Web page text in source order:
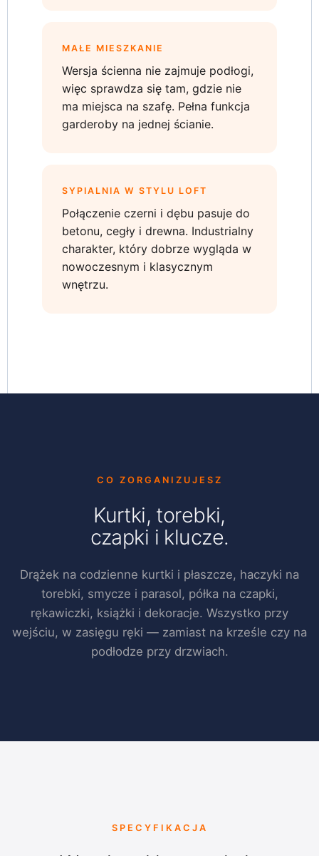
MAŁE MIESZKANIE
Wersja ścienna nie zajmuje podłogi,
więc sprawdza się tam, gdzie nie
ma miejsca na szafę. Pełna funkcja
garderoby na jednej ścianie.
SYPIALNIA W STYLU LOFT
Połączenie czerni i dębu pasuje do
betonu, cegły i drewna. Industrialny
charakter, który dobrze wygląda w
nowoczesnym i klasycznym
wnętrzu.
CO ZORGANIZUJESZ
Kurtki, torebki,
czapki i klucze.
Drążek na codzienne kurtki i płaszcze, haczyki na
torebki, smycze i parasol, półka na czapki,
rękawiczki, książki i dekoracje. Wszystko przy
wejściu, w zasięgu ręki — zamiast na krześle czy na
podłodze przy drzwiach.
SPECYFIKACJA